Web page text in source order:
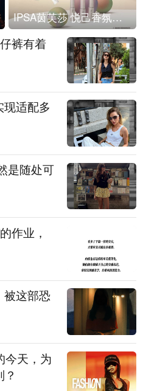
IPSA茵芙莎 悦己香氛凝露上市
裤有着
适配多
是随处可
作业，
被这部恐
今天，为